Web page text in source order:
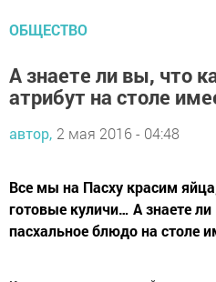
ОБЩЕСТВО
А знаете ли вы, что
атрибут на столе
автор, 2 мая 2016 - 04:48
Все мы на Пасху красим
готовые куличи… А знаете
пасхальное блюдо на столе